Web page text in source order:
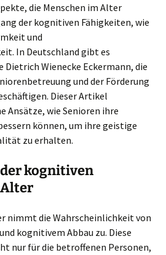
die Menschen im Alter
der kognitiven Fähigkeiten, wie
und
In Deutschland gibt es
Dietrich Wienecke Eckermann, die
und der Förderung
Dieser Artikel
Ansätze, wie Senioren ihre
können, um ihre geistige
zu erhalten.
kognitiven
nimmt die Wahrscheinlichkeit von
kognitivem Abbau zu. Diese
nur für die betroffenen Personen,